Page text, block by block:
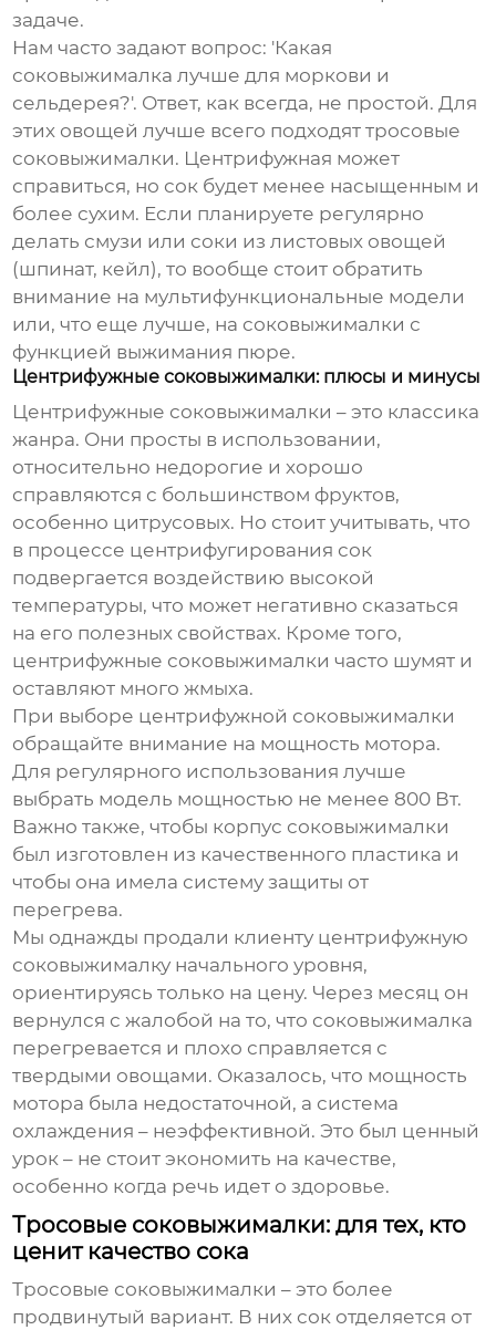
задаче.
Нам часто задают вопрос: 'Какая
соковыжималка лучше для моркови и
сельдерея?'. Ответ, как всегда, не простой. Для
этих овощей лучше всего подходят тросовые
соковыжималки. Центрифужная может
справиться, но сок будет менее насыщенным и
более сухим. Если планируете регулярно
делать смузи или соки из листовых овощей
(шпинат, кейл), то вообще стоит обратить
внимание на мультифункциональные модели
или, что еще лучше, на соковыжималки с
функцией выжимания пюре.
Центрифужные соковыжималки: плюсы и минусы
Центрифужные соковыжималки – это классика
жанра. Они просты в использовании,
относительно недорогие и хорошо
справляются с большинством фруктов,
особенно цитрусовых. Но стоит учитывать, что
в процессе центрифугирования сок
подвергается воздействию высокой
температуры, что может негативно сказаться
на его полезных свойствах. Кроме того,
центрифужные соковыжималки часто шумят и
оставляют много жмыха.
При выборе центрифужной соковыжималки
обращайте внимание на мощность мотора.
Для регулярного использования лучше
выбрать модель мощностью не менее 800 Вт.
Важно также, чтобы корпус соковыжималки
был изготовлен из качественного пластика и
чтобы она имела систему защиты от
перегрева.
Мы однажды продали клиенту центрифужную
соковыжималку начального уровня,
ориентируясь только на цену. Через месяц он
вернулся с жалобой на то, что соковыжималка
перегревается и плохо справляется с
твердыми овощами. Оказалось, что мощность
мотора была недостаточной, а система
охлаждения – неэффективной. Это был ценный
урок – не стоит экономить на качестве,
особенно когда речь идет о здоровье.
Тросовые соковыжималки: для тех, кто
ценит качество сока
Тросовые соковыжималки – это более
продвинутый вариант. В них сок отделяется от